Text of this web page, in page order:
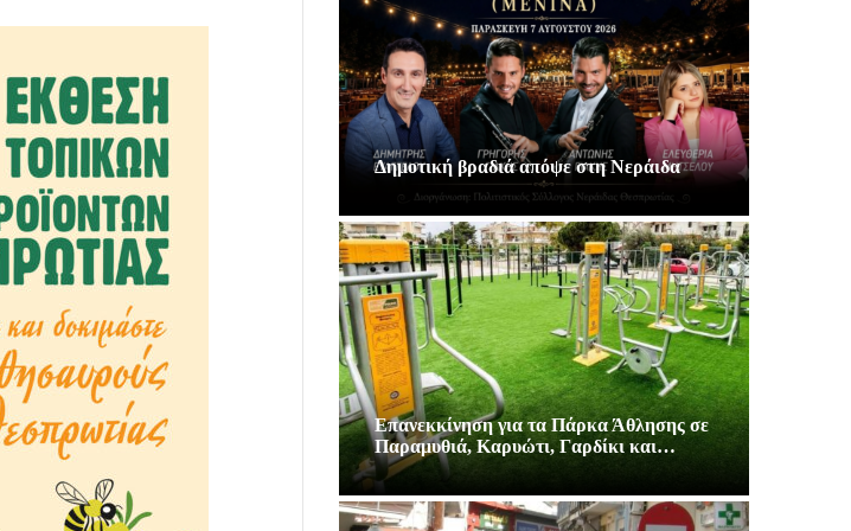
Δημοτική βραδιά απόψε στη Νεράιδα
Επανεκκίνηση για τα Πάρκα Άθλησης σε
Παραμυθιά, Καρυώτι, Γαρδίκι και…